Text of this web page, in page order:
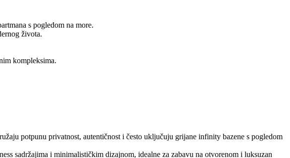
s pogledom na more.
života.
kompleksima.
potpunu privatnost, autentičnost i često uključuju grijane infinity bazene s pogledom
sadržajima i minimalističkim dizajnom, idealne za zabavu na otvorenom i luksuzan